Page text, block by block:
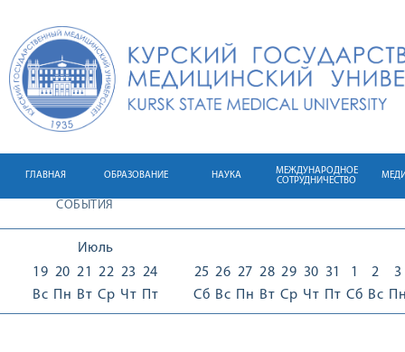
ГЛАВНАЯ ОБРАЗОВАНИЕ НАУКА
МЕЖДУНАРОДНОЕ
СОТРУДНИЧЕСТВО
СОБЫТИЯ
Июль
19
Вс
20
Пн
21
Вт
22
Ср
23
Чт
24
Пт
25
Сб
26
Вс
27
Пн
28
Вт
29
Ср
30
Чт
31
Пт
1
Сб
2
Вс
3